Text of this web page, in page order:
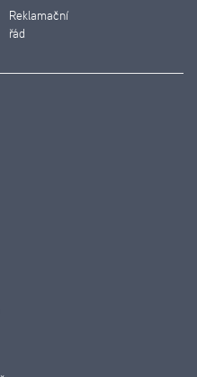
Reklamační
řád